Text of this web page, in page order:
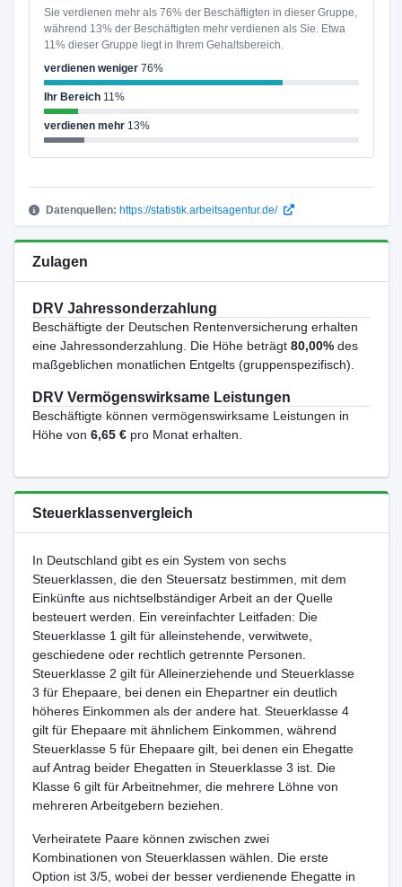
Sie verdienen mehr als 76% der Beschäftigten in dieser Gruppe,
während 13% der Beschäftigten mehr verdienen als Sie. Etwa
11% dieser Gruppe liegt in Ihrem Gehaltsbereich.
verdienen weniger76%
Ihr Bereich11%
verdienen mehr13%
Datenquellen: https://statistik.arbeitsagentur.de/
Zulagen
DRV Jahressonderzahlung
Beschäftigte der Deutschen Rentenversicherung erhalten
eine Jahressonderzahlung. Die Höhe beträgt 80,00%des
maßgeblichen monatlichen Entgelts (gruppenspezifisch).
DRV Vermögenswirksame Leistungen
Beschäftigte können vermögenswirksame Leistungen in
Höhe von 6,65 €pro Monat erhalten.
Steuerklassenvergleich
In Deutschland gibt es ein System von sechs
Steuerklassen, die den Steuersatz bestimmen, mit dem
Einkünfte aus nichtselbständiger Arbeit an der Quelle
besteuert werden. Ein vereinfachter Leitfaden: Die
Steuerklasse 1 gilt für alleinstehende, verwitwete,
geschiedene oder rechtlich getrennte Personen.
Steuerklasse 2 gilt für Alleinerziehende und Steuerklasse
3 für Ehepaare, bei denen ein Ehepartner ein deutlich
höheres Einkommen als der andere hat. Steuerklasse 4
gilt für Ehepaare mit ähnlichem Einkommen, während
Steuerklasse 5 für Ehepaare gilt, bei denen ein Ehegatte
auf Antrag beider Ehegatten in Steuerklasse 3 ist. Die
Klasse 6 gilt für Arbeitnehmer, die mehrere Löhne von
mehreren Arbeitgebern beziehen.
Verheiratete Paare können zwischen zwei
Kombinationen von Steuerklassen wählen. Die erste
Option ist 3/5, wobei der besser verdienende Ehegatte in